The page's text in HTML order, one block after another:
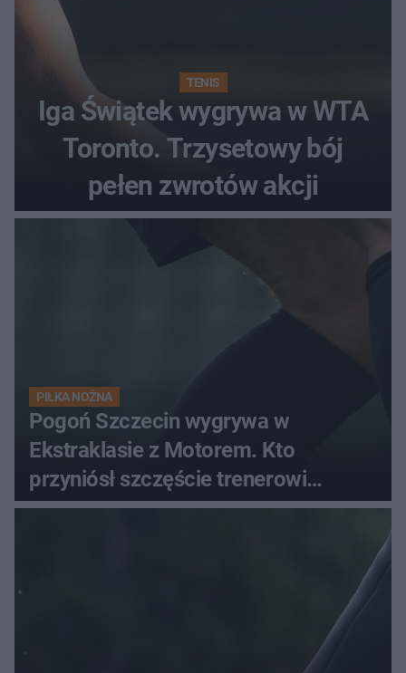
TENIS
Iga Świątek wygrywa w WTA
Toronto. Trzysetowy bój
pełen zwrotów akcji
PIŁKA NOŻNA
Pogoń Szczecin wygrywa w
Ekstraklasie z Motorem. Kto
przyniósł szczęście trenerowi
gospodarzy?